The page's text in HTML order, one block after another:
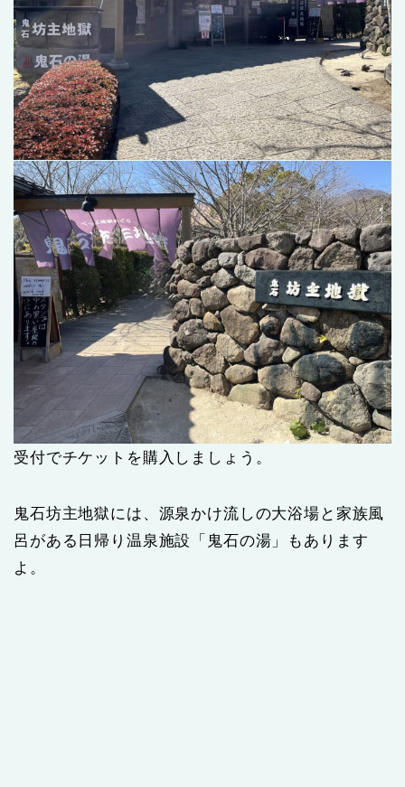
受付でチケットを購入しましょう。
鬼石坊主地獄には、源泉かけ流しの大浴場と家族風
呂がある日帰り温泉施設「鬼石の湯」もあります
よ。